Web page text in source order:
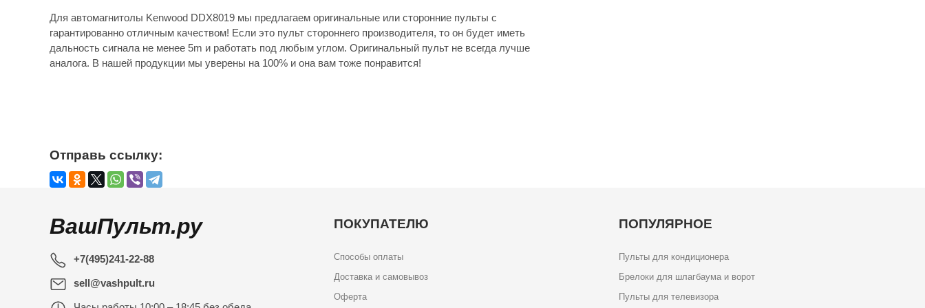
Для автомагнитолы Kenwood DDX8019 мы предлагаем оригинальные или сторонние пульты с
гарантированно отличным качеством! Если это пульт стороннего производителя, то он будет иметь
дальность сигнала не менее 5m и работать под любым углом. Оригинальный пульт не всегда лучше
аналога. В нашей продукции мы уверены на 100% и она вам тоже понравится!
Отправь ссылку:
ВашПульт.ру
+7(495)241-22-88
sell@vashpult.ru
ПОКУПАТЕЛЮ
Способы оплаты
Доставка и самовывоз
Оферта
ПОПУЛЯРНОЕ
Пульты для кондиционера
Брелоки для шлагбаума и ворот
Пульты для телевизора